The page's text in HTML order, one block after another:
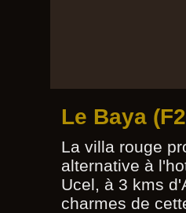
Le Baya
La villa rouge
alternative à
Ucel, à 3 kms
charmes de